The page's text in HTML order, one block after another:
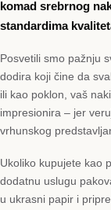
komad srebrnog
standardima
Posvetili smo pažnju
dodira koji čine da
ili kao poklon, vaš
impresionira – jer
vrhunskog
Ukoliko kupujete kao
dodatnu uslugu
u ukrasni papir i